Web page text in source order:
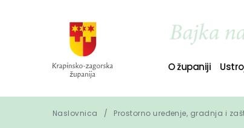
O županiji
Naslovnica Prostorno uređenje, gradnja i